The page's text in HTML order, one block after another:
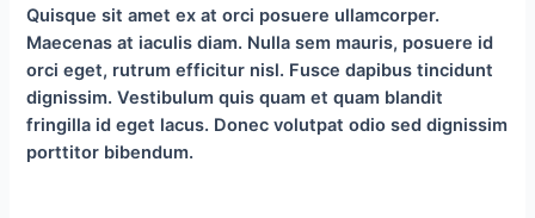
Quisque sit amet ex at orci posuere ullamcorper.
Maecenas at iaculis diam. Nulla sem mauris, posuere id
orci eget, rutrum efficitur nisl. Fusce dapibus tincidunt
dignissim. Vestibulum quis quam et quam blandit
fringilla id eget lacus. Donec volutpat odio sed dignissim
porttitor bibendum.